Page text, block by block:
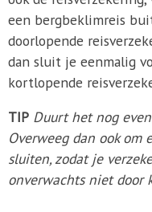
een bergbeklimreis
doorlopende
dan sluit je eenmalig
kortlopende
TIP Duurt het nog
Overweeg dan ook om
sluiten, zodat je
onverwachts niet door